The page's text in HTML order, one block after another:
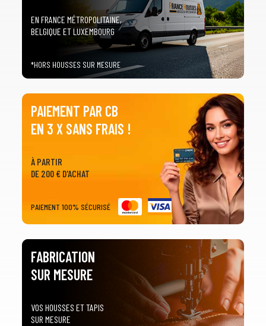
EN FRANCE MÉTROPOLITAINE,
BELGIQUE ET LUXEMBOURG
*HORS HOUSSES SUR MESURE
PAIEMENT PAR CB
EN 3 X SANS FRAIS !
À PARTIR
DE 200 € D'ACHAT
PAIEMENT 100% SÉCURISÉ
FABRICATION
SUR MESURE
VOS HOUSSES ET TAPIS
SUR MESURE